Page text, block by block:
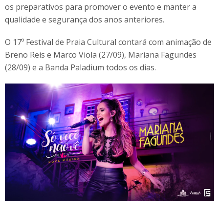
os preparativos para promover o evento e manter a
qualidade e segurança dos anos anteriores.
O 17º Festival de Praia Cultural contará com animação de
Breno Reis e Marco Viola (27/09), Mariana Fagundes
(28/09) e a Banda Paladium todos os dias.